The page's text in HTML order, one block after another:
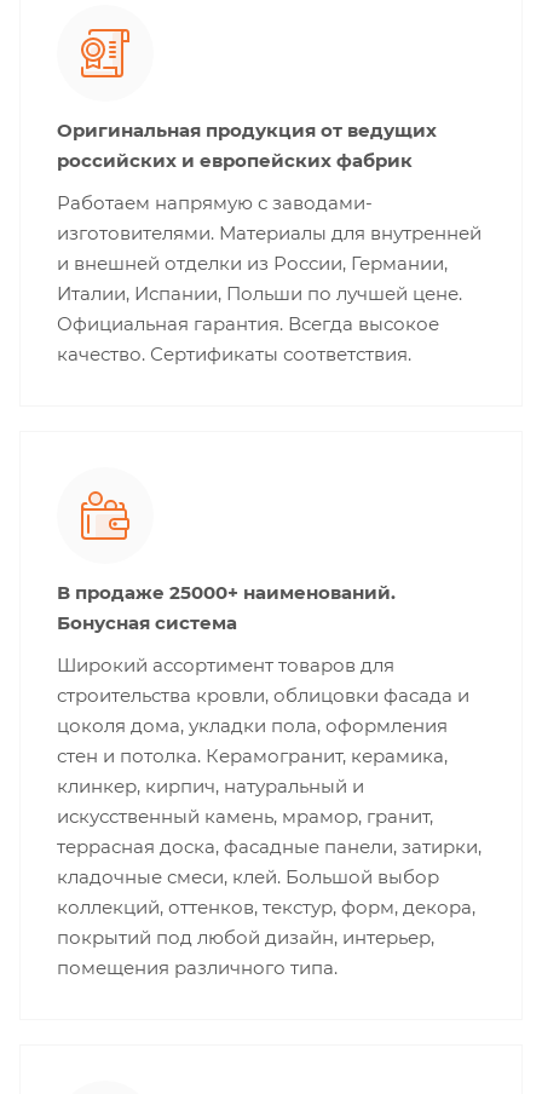
Оригинальная продукция от ведущих
российских и европейских фабрик
Работаем напрямую с заводами-
изготовителями. Материалы для внутренней
и внешней отделки из России, Германии,
Италии, Испании, Польши по лучшей цене.
Официальная гарантия. Всегда высокое
качество. Сертификаты соответствия.
В продаже 25000+ наименований.
Бонусная система
Широкий ассортимент товаров для
строительства кровли, облицовки фасада и
цоколя дома, укладки пола, оформления
стен и потолка. Керамогранит, керамика,
клинкер, кирпич, натуральный и
искусственный камень, мрамор, гранит,
террасная доска, фасадные панели, затирки,
кладочные смеси, клей. Большой выбор
коллекций, оттенков, текстур, форм, декора,
покрытий под любой дизайн, интерьер,
помещения различного типа.